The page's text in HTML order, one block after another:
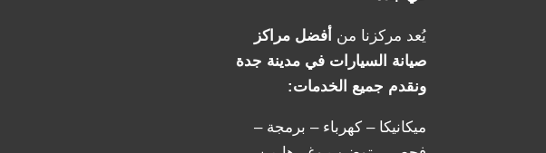
يُعد مركزنا من أفضل مراكز
صيانة السيارات في مدينة جدة
ونقدم جميع الخدمات:
ميكانيكا – كهرباء – برمجة –